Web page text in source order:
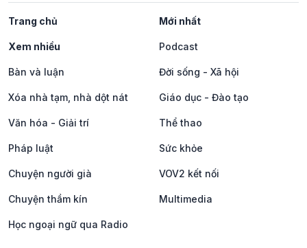
Trang chủ Mới nhất
Xem nhiều Podcast
Bàn và luận Đời sống - Xã hội
Xóa nhà tạm, nhà dột nát Giáo dục - Đào tạo
Văn hóa - Giải trí Thể thao
Pháp luật Sức khỏe
Chuyện người già VOV2 kết nối
Chuyện thầm kín Multimedia
Học ngoại ngữ qua Radio